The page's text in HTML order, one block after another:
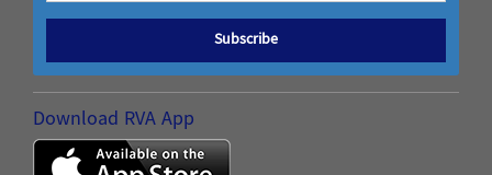
Subscribe
Download RVA App